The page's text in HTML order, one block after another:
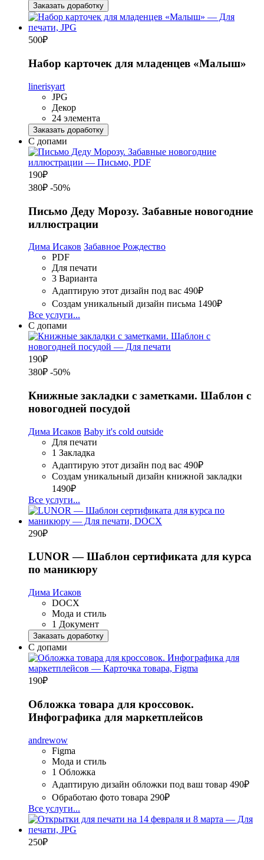
Заказать доработку
500₽
Набор карточек для младенцев «Малыш»
linerisyart
JPG
Декор
24 элемента
Заказать доработку
С допами
190₽
380₽ -50%
Письмо Деду Морозу. Забавные новогодние
иллюстрации
Дима Исаков Забавное Рождество
PDF
Для печати
3 Варианта
Адаптирую этот дизайн под вас 490₽
Создам уникальный дизайн письма 1490₽
Все услуги...
С допами
190₽
380₽ -50%
Книжные закладки с заметками. Шаблон с
новогодней посудой
Дима Исаков Baby it's cold outside
Для печати
1 Закладка
Адаптирую этот дизайн под вас 490₽
Создам уникальный дизайн книжной закладки
1490₽
Все услуги...
290₽
LUNOR — Шаблон сертификата для курса
по маникюру
Дима Исаков
DOCX
Мода и стиль
1 Документ
Заказать доработку
С допами
190₽
Обложка товара для кроссовок.
Инфографика для маркетплейсов
andrewow
Figma
Мода и стиль
1 Обложка
Адаптирую дизайн обложки под ваш товар 490₽
Обработаю фото товара 290₽
Все услуги...
250₽